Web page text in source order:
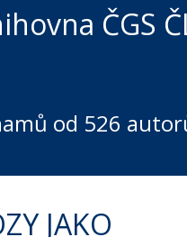
ČGS
od 526
JAKO